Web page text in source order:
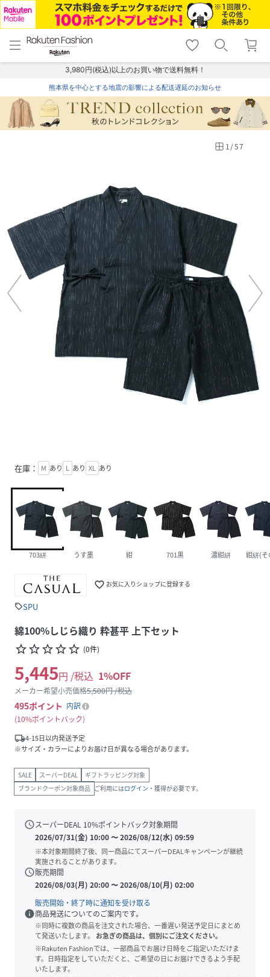
menu home
トップ
shopping_cart lock_outline
ログイン
3,980円(税込)以上のお買い物で送料無料！
熊本県を中心とする地震の影響による配送遅延のお知らせ
1/57
在庫： M あり L あり XL あり
703絣 うす墨 紺 701黒 濃紺絣 紺絣(そ
favorite_border お気に入りショップに登録する
sellSPU
綿100%しじら織り 粋甚平 上下セット
star_borderstar_borderstar_borderstar_borderstar_border (0件)
5,445円 /税込 1%OFF
メーカー希望小売価格5,500円 /税込
495ポイント 内訳
10%ポイントバック
local_shipping4-15日以内発送予定
※サイズ・カラーによりお届け日が異なる場合があります。
SALE スーパーDEAL
ギフトラッピング対象
ブランドクーポン対象商品 ご利用にはログイン ・獲得が必要です。
scheduleスーパーDEAL 10%ポイントバック対象期間
2026/07/31(金) 10:00〜2026/08/12(水) 09:59
※本対象期間終了後、同一商品にてスーパーDEALキャンペーンが継続
実施されることがあります。
schedule販売期間
2026/08/03(月) 20:00〜2026/08/10(月) 02:00
販売開始・終了時に通知を受け取る
info商品発送についてのご案内です。
※同時に複数の商品を注文された場合、一番遅い発送予定日にまとめ
て発送いたします。
お急ぎの商品は、個別にご注文ください。
※Rakuten Fashionでは、一部商品でお届け日時をご指定いただけま
す。日時指定をしていただくと、ご希望の日にお届けできるよう手配
いたします。